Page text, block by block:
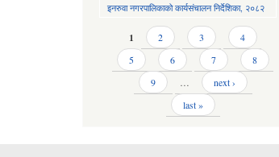
इनरुवा नगरपालिकाको कार्यसंचालन निर्देशिका, २०८२
Pages1 2 3
4
5
6 7
8
9
…
next ›
last »